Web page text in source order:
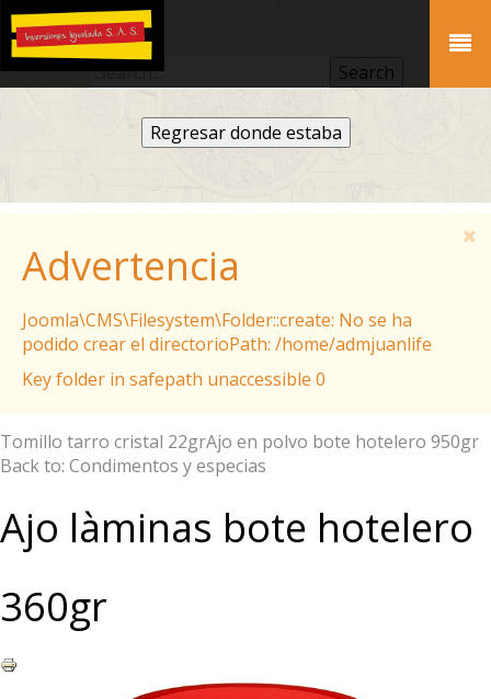
Regresar donde estaba
Advertencia
Joomla\CMS\Filesystem\Folder::create: No se ha
podido crear el directorioPath: /home/admjuanlife
Key folder in safepath unaccessible 0
Tomillo tarro cristal 22grAjo en polvo bote hotelero 950gr
Back to: Condimentos y especias
Ajo làminas bote hotelero
360gr